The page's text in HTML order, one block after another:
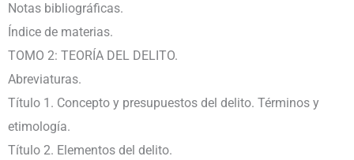
Notas bibliográficas.
Índice de materias.
TOMO 2: TEORÍA DEL DELITO.
Abreviaturas.
Título 1. Concepto y presupuestos del delito. Términos y
etimología.
Título 2. Elementos del delito.